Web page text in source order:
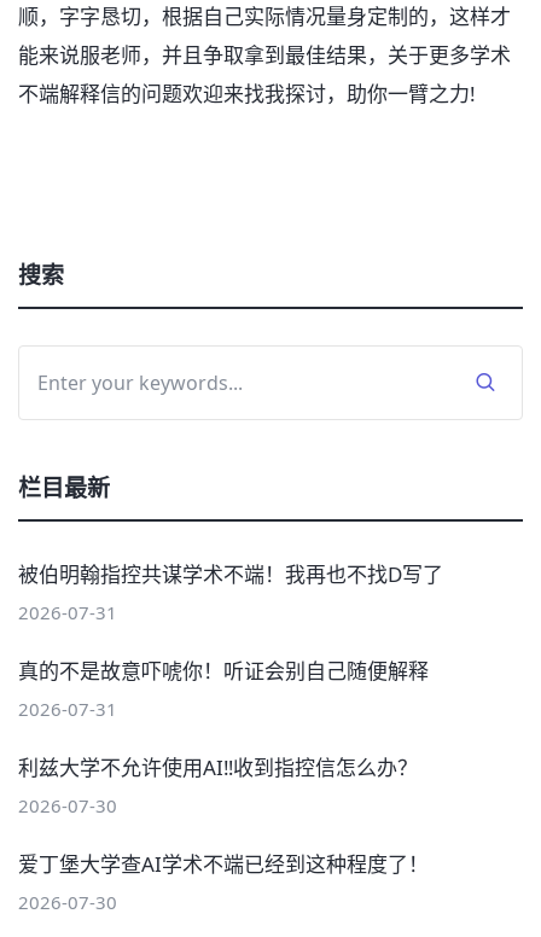
顺，字字恳切，根据自己实际情况量身定制的，这样才
能来说服老师，并且争取拿到最佳结果，关于更多学术
不端解释信的问题欢迎来找我探讨，助你一臂之力!
搜索
栏目最新
被伯明翰指控共谋学术不端！我再也不找D写了
2026-07-31
真的不是故意吓唬你！听证会别自己随便解释
2026-07-31
利兹大学不允许使用AI‼️收到指控信怎么办？
2026-07-30
爱丁堡大学查AI学术不端已经到这种程度了！
2026-07-30